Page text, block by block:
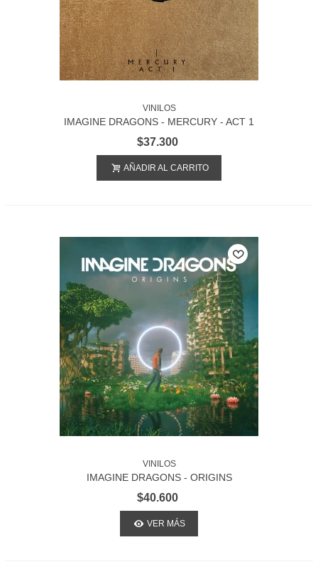
VINILOS
IMAGINE DRAGONS - MERCURY - ACT 1
$37.300
AÑADIR AL CARRITO
VINILOS
IMAGINE DRAGONS - ORIGINS
$40.600
VER MÁS